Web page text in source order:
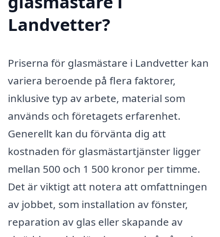
Landvetter?
Priserna för glasmästare i Landvetter kan
variera beroende på flera faktorer,
inklusive typ av arbete, material som
används och företagets erfarenhet.
Generellt kan du förvänta dig att
kostnaden för glasmästartjänster ligger
mellan 500 och 1 500 kronor per timme.
Det är viktigt att notera att omfattningen
av jobbet, som installation av fönster,
reparation av glas eller skapande av